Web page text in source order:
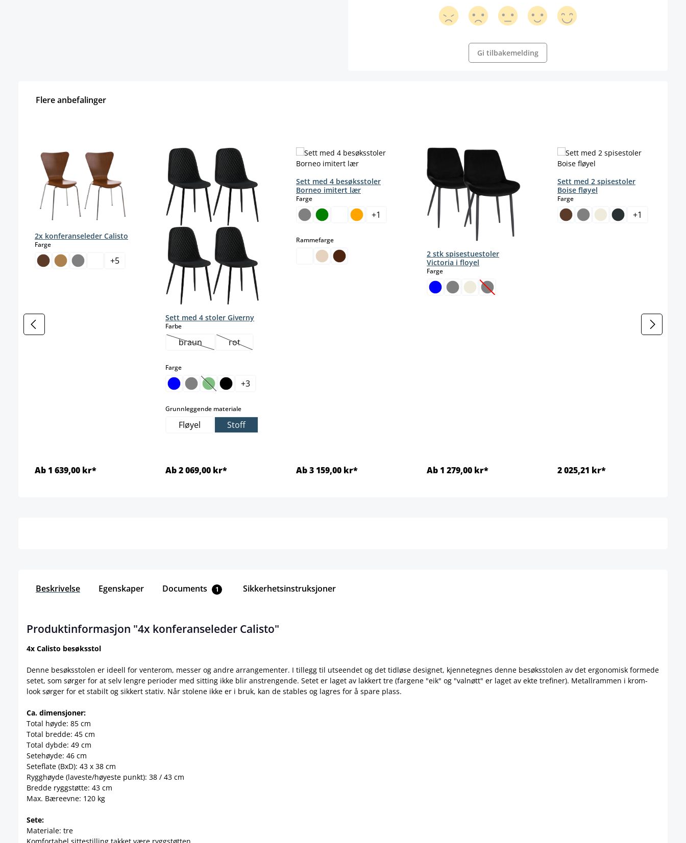
Gi tilbakemelding
Flere anbefalinger
2x konferanseleder Calisto
Fargeselect
+5
Ab 1 639,00 kr*
Sett med 4 stoler Giverny
Farbeselect
braun(Dette alternativet er foreløpig ikke tilgjengelig.)
rot(Dette alternativet er foreløpig ikke tilgjengelig.)
Fargeselect
(Dette alternativet er foreløpig ikke tilgjengelig.)
+3
Grunnleggende materialeselect
Fløyel Stoff
Ab 2 069,00 kr*
Sett med 4 besøksstoler
Borneo imitert lær
Fargeselect
+1
Rammefargeselect
Ab 3 159,00 kr*
2 stk spisestuestoler
Victoria i floyel
Fargeselect
(Dette alternativet er foreløpig ikke tilgjengelig.)
Ab 1 279,00 kr*
Sett med 2 spisestoler
Boise fløyel
Fargeselect
+1
2 025,21 kr*
Beskrivelse Egenskaper Documents 1 Sikkerhetsinstruksjoner
Produktinformasjon "4x konferanseleder Calisto"
4x Calisto besøksstol
Denne besøksstolen er ideell for venterom, messer og andre arrangementer. I tillegg til utseendet og det tidløse designet, kjennetegnes denne besøksstolen av det ergonomisk formede
setet, som sørger for at selv lengre perioder med sitting ikke blir anstrengende. Setet er laget av lakkert tre (fargene "eik" og "valnøtt" er laget av ekte trefiner). Metallrammen i krom-
look sørger for et stabilt og sikkert stativ. Når stolene ikke er i bruk, kan de stables og lagres for å spare plass.
Ca. dimensjoner:
Total høyde: 85 cm
Total bredde: 45 cm
Total dybde: 49 cm
Setehøyde: 46 cm
Seteflate (BxD): 43 x 38 cm
Rygghøyde (laveste/høyeste punkt): 38 / 43 cm
Bredde ryggstøtte: 43 cm
Max. Bæreevne: 120 kg
Sete:
Materiale: tre